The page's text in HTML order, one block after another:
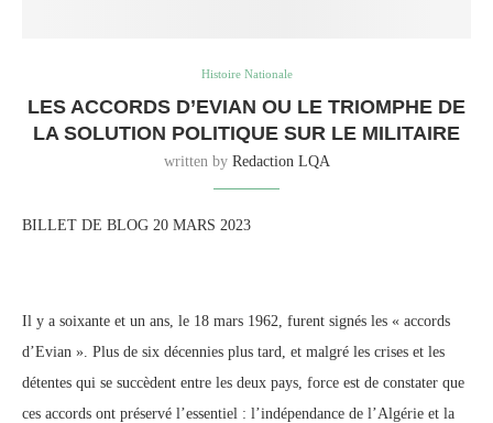
Histoire Nationale
LES ACCORDS D’EVIAN OU LE TRIOMPHE DE
LA SOLUTION POLITIQUE SUR LE MILITAIRE
written by Redaction LQA
BILLET DE BLOG 20 MARS 2023
Il y a soixante et un ans, le 18 mars 1962, furent signés les « accords
d’Evian ». Plus de six décennies plus tard, et malgré les crises et les
détentes qui se succèdent entre les deux pays, force est de constater que
ces accords ont préservé l’essentiel : l’indépendance de l’Algérie et la